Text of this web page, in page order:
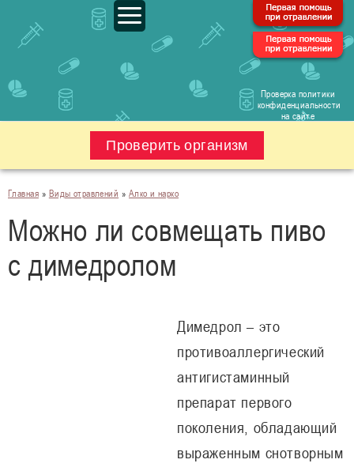
Проверка политики
конфиденциальности
на сайте
Проверить организм
Главная » Виды отравлений » Алко и нарко
Можно ли совмещать пиво
с димедролом
Димедрол – это
противоаллергический
антигистаминный
препарат первого
поколения, обладающий
выраженным снотворным